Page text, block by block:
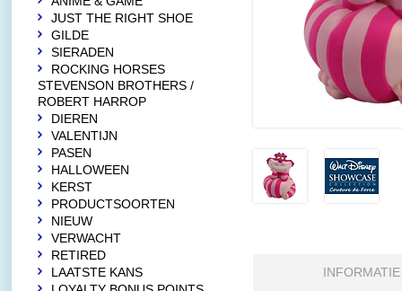
INFORMATIE
JUST THE RIGHT SHOE
GILDE
SIERADEN
ROCKING HORSES
STEVENSON BROTHERS /
ROBERT HARROP
DIEREN
VALENTIJN
PASEN
HALLOWEEN
KERST
PRODUCTSOORTEN
NIEUW
VERWACHT
RETIRED
LAATSTE KANS